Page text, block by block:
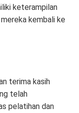
keterampilan
kembali ke
terima kasih
telah
pelatihan dan